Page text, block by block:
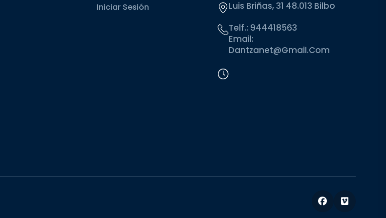
Iniciar Sesión
Luis Briñas, 31 48.013 Bilbo
Telf.: 944418563
Email:
Dantzanet@gmail.com
Facebook
Vimeo